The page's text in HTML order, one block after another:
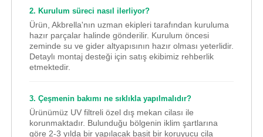
2. Kurulum süreci nasıl ilerliyor?
Ürün, Akbrella'nın uzman ekipleri tarafından kuruluma
hazır parçalar halinde gönderilir. Kurulum öncesi
zeminde su ve gider altyapısının hazır olması yeterlidir.
Detaylı montaj desteği için satış ekibimiz rehberlik
etmektedir.
3. Çeşmenin bakımı ne sıklıkla yapılmalıdır?
Ürünümüz UV filtreli özel dış mekan cilası ile
korunmaktadır. Bulunduğu bölgenin iklim şartlarına
göre 2-3 yılda bir yapılacak basit bir koruyucu cila